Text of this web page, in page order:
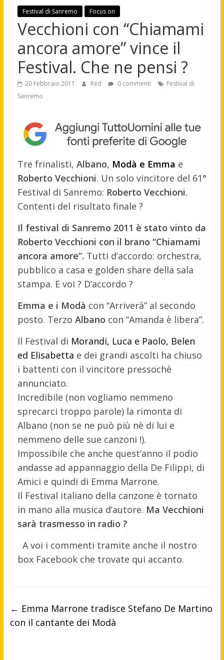
Festival di Sanremo Focus on
Vecchioni con “Chiamami
ancora amore” vince il
Festival. Che ne pensi ?
20 Febbraio 2011 Red 0 commenti
Festival di
Sanremo
Tre frinalisti, Albano, Modà e Emma e
Roberto Vecchioni. Un solo vincitore del 61°
Festival di Sanremo: Roberto Vecchioni.
Contenti del risultato finale ?
Il festival di Sanremo 2011 è stato vinto da
Roberto Vecchioni con il brano “Chiamami
ancora amore”. Tutti d’accordo: orchestra,
pubblico a casa e golden share della sala
stampa. E voi ? D’accordo ?
Emma e i Modà con “Arriverà” al secondo
posto. Terzo Albano con “Amanda è libera”.
Il Festival di Morandi, Luca e Paolo, Belen
ed Elisabetta e dei grandi ascolti ha chiuso
i battenti con il vincitore pressochè
annunciato.
Incredibile (non vogliamo nemmeno
sprecarci troppo parole) la rimonta di
Albano (non se ne può più nè di lui e
nemmeno delle sue canzoni !).
Impossibile che anche quest’anno il podio
andasse ad appannaggio della De Filippi, di
Amici e quindi di Emma Marrone.
Il Festival italiano della canzone è tornato
in mano alla musica d’autore. Ma Vecchioni
sarà trasmesso in radio ?
A voi i commenti tramite anche il nostro
box Facebook che trovate qui accanto.
← Emma Marrone tradisce Stefano De Martino
con il cantante dei Modà